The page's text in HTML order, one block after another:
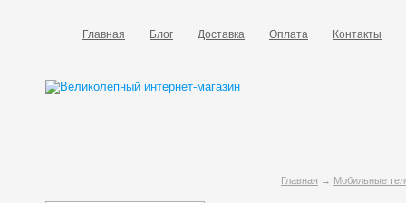
Главная Блог Доставка Оплата Контакты
Главная → Мобильные